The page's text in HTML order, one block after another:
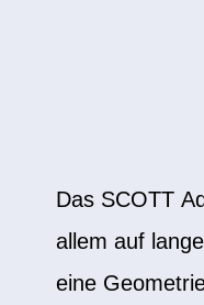
Das SCOTT
allem auf
eine